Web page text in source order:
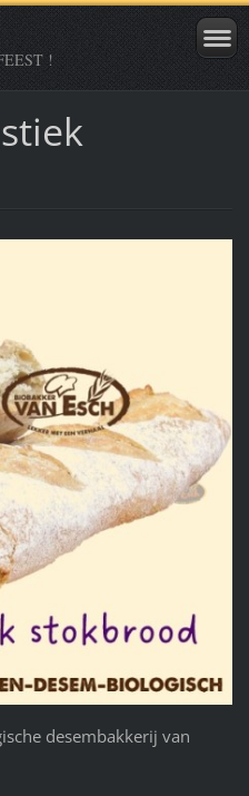
!
desembakkerij van